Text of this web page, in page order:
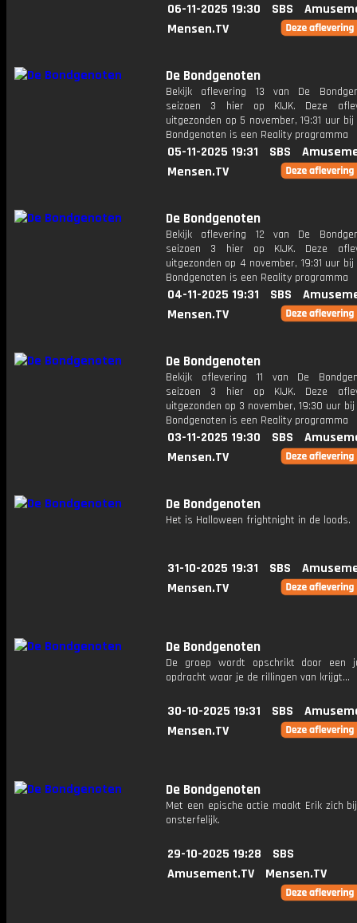
06-11-2025 19:30 SBS
Mensen.TV
De Bondgenoten
Bekijk aflevering 13 van De
seizoen 3 hier op KIJK. Deze
uitgezonden op 5 november, 19:31 uur bij
Bondgenoten is een Reality programma
05-11-2025 19:31 SBS
Mensen.TV
De Bondgenoten
Bekijk aflevering 12 van De
seizoen 3 hier op KIJK. Deze
uitgezonden op 4 november, 19:31 uur bij
Bondgenoten is een Reality programma
04-11-2025 19:31 SBS
Mensen.TV
De Bondgenoten
Bekijk aflevering 11 van De
seizoen 3 hier op KIJK. Deze
uitgezonden op 3 november, 19:30 uur bij
Bondgenoten is een Reality programma
03-11-2025 19:30 SBS
Mensen.TV
De Bondgenoten
Het is Halloween frightnight in de loods.
31-10-2025 19:31 SBS
Mensen.TV
De Bondgenoten
De groep wordt opschrikt door een
opdracht waar je de rillingen van krijgt...
30-10-2025 19:31 SBS
Mensen.TV
De Bondgenoten
Met een epische actie maakt Erik zich
onsterfelijk.
29-10-2025 19:28
SBS
Amusement.TV
Mensen.TV